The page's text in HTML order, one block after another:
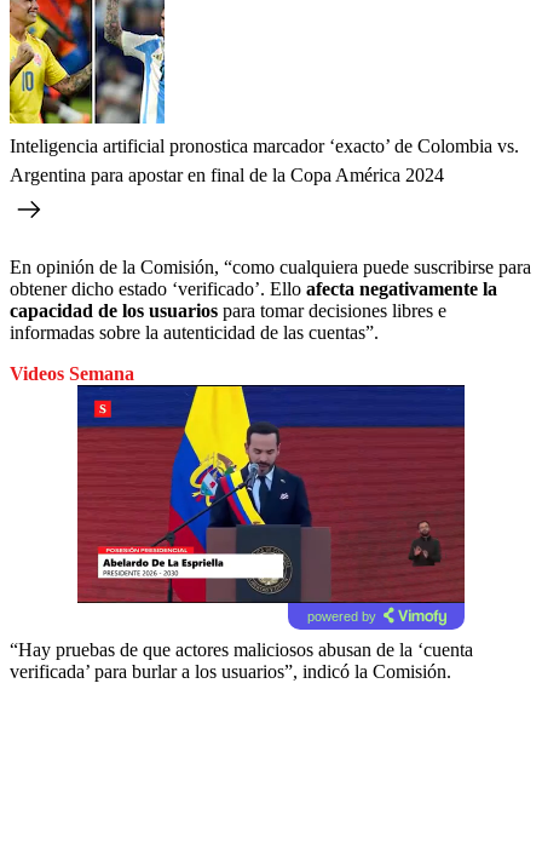
Inteligencia artificial pronostica marcador ‘exacto’ de Colombia vs.
Argentina para apostar en final de la Copa América 2024
En opinión de la Comisión, “como cualquiera puede suscribirse para
obtener dicho estado ‘verificado’. Ello afecta negativamente la
capacidad de los usuarios para tomar decisiones libres e
informadas sobre la autenticidad de las cuentas”.
Videos Semana
powered by
“Hay pruebas de que actores maliciosos abusan de la ‘cuenta
verificada’ para burlar a los usuarios”, indicó la Comisión.